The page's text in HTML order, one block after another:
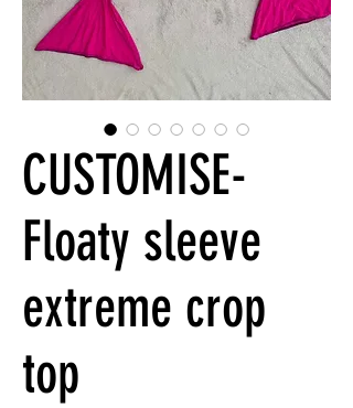
CUSTOMISE-
Floaty sleeve
extreme crop
top